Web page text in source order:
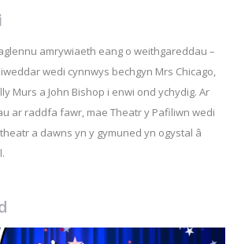
amrywiaeth eang o weithgareddau –
wedi cynnwys bechgyn Mrs Chicago,
Murs a John Bishop i enwi ond ychydig. Ar
ar raddfa fawr, mae Theatr y Pafiliwn wedi
a dawns yn y gymuned yn ogystal â